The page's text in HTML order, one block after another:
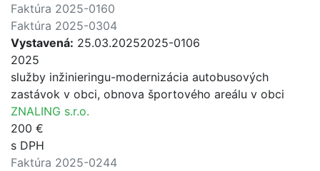
Faktúra 2025-0160
Faktúra 2025-0304
Vystavená: 25.03.20252025-0106
2025
služby inžinieringu-modernizácia autobusových
zastávok v obci, obnova športového areálu v obci
ZNALING s.r.o.
200 €
s DPH
Faktúra 2025-0244